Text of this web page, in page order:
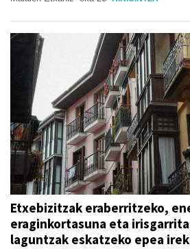
Etxebizitzak eraberritzeko,
eraginkortasuna eta
laguntzak eskatzeko epea